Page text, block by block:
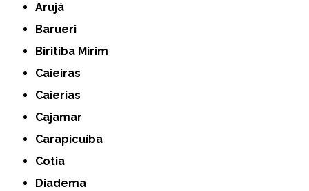
Arujá
Barueri
Biritiba Mirim
Caieiras
Caierias
Cajamar
Carapicuíba
Cotia
Diadema